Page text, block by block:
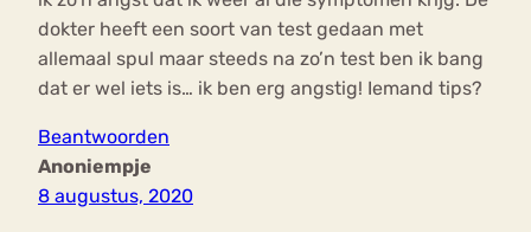
dokter heeft een soort van test gedaan met
allemaal spul maar steeds na zo’n test ben ik bang
dat er wel iets is… ik ben erg angstig! Iemand tips?
Beantwoorden
Anoniempje
8 augustus, 2020